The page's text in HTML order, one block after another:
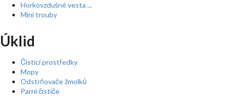
Horkovzdušné vesta ...
Mini trouby
Úklid
Čistící prostředky
Mopy
Odstrňovače žmolků
Parní čističe